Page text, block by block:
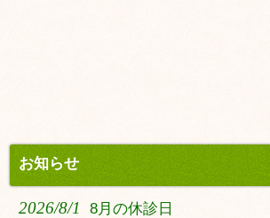
お知らせ
2026/8/1 8月の休診日